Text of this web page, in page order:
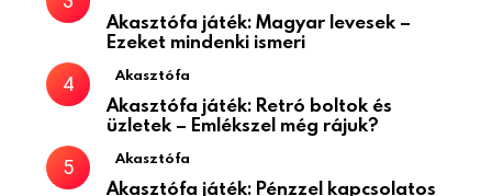
Akasztófa játék: Magyar levesek –
Ezeket mindenki ismeri
Akasztófa
Akasztófa játék: Retró boltok és
üzletek – Emlékszel még rájuk?
Akasztófa
Akasztófa játék: Pénzzel kapcsolatos